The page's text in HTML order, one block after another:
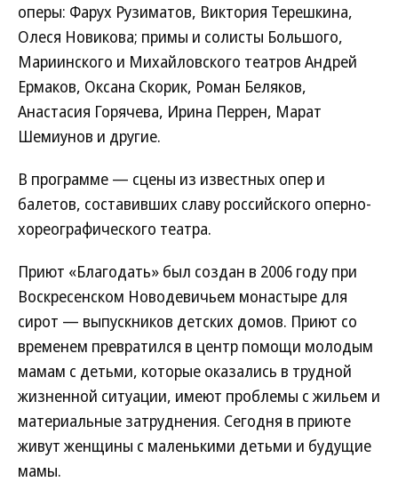
оперы: Фарух Рузиматов, Виктория Терешкина,
Олеся Новикова; примы и солисты Большого,
Мариинского и Михайловского театров Андрей
Ермаков, Оксана Скорик, Роман Беляков,
Анастасия Горячева, Ирина Перрен, Марат
Шемиунов и другие.
В программе — сцены из известных опер и
балетов, составивших славу российского оперно-
хореографического театра.
Приют «Благодать» был создан в 2006 году при
Воскресенском Новодевичьем монастыре для
сирот — выпускников детских домов. Приют со
временем превратился в центр помощи молодым
мамам с детьми, которые оказались в трудной
жизненной ситуации, имеют проблемы с жильем и
материальные затруднения. Сегодня в приюте
живут женщины с маленькими детьми и будущие
мамы.